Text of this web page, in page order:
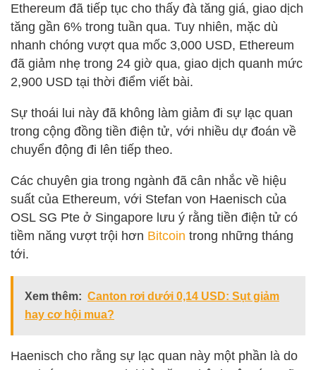
Ethereum đã tiếp tục cho thấy đà tăng giá, giao dịch
tăng gần 6% trong tuần qua. Tuy nhiên, mặc dù
nhanh chóng vượt qua mốc 3,000 USD, Ethereum
đã giảm nhẹ trong 24 giờ qua, giao dịch quanh mức
2,900 USD tại thời điểm viết bài.
Sự thoái lui này đã không làm giảm đi sự lạc quan
trong cộng đồng tiền điện tử, với nhiều dự đoán về
chuyển động đi lên tiếp theo.
Các chuyên gia trong ngành đã cân nhắc về hiệu
suất của Ethereum, với Stefan von Haenisch của
OSL SG Pte ở Singapore lưu ý rằng tiền điện tử có
tiềm năng vượt trội hơn Bitcoin trong những tháng
tới.
Xem thêm: Canton rơi dưới 0,14 USD: Sụt giảm
hay cơ hội mua?
Haenisch cho rằng sự lạc quan này một phần là do